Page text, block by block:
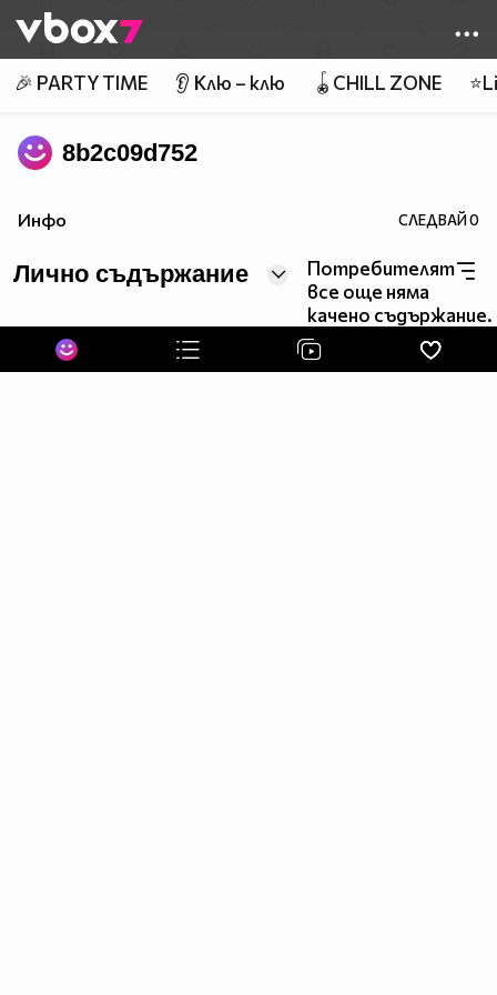
👾
🎉 PARTY TIME 👂 Клю – клю 🪀CHILL ZONE
8b2c09d752
Инфо СЛЕДВАЙ0
Лично съдържание
Потребителят
все още няма
качено съдържание.